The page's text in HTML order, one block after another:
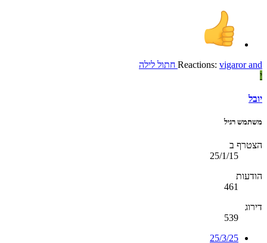
Reactions: vigarorand
חתול לילה
י
יובל
משתמש רגיל
הצטרף ב
25/1/15
הודעות
461
דירוג
539
25/3/25